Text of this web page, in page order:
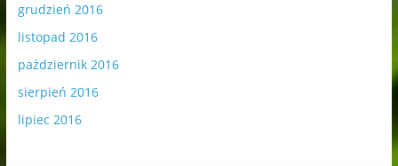
grudzień 2016
listopad 2016
październik 2016
sierpień 2016
lipiec 2016